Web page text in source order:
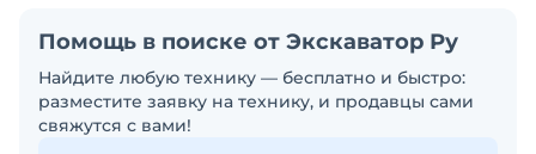
Помощь в поиске от Экскаватор Ру
Найдите любую технику — бесплатно и быстро:
разместите заявку на технику, и продавцы сами
свяжутся с вами!